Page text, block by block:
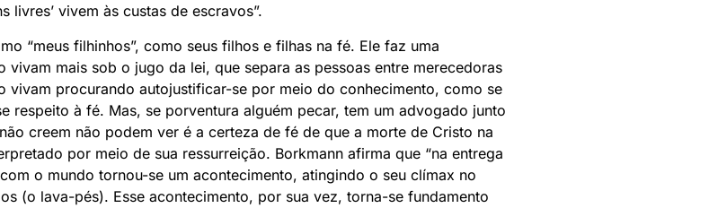
livres’ vivem às custas de escravos”.
“meus filhinhos”, como seus filhos e filhas na fé. Ele faz uma
vivam mais sob o jugo da lei, que separa as pessoas entre merecedoras
vivam procurando autojustificar-se por meio do conhecimento, como se
respeito à fé. Mas, se porventura alguém pecar, tem um advogado junto
creem não podem ver é a certeza de fé de que a morte de Cristo na
por meio de sua ressurreição. Borkmann afirma que “na entrega
o mundo tornou-se um acontecimento, atingindo o seu clímax no
(o lava-pés). Esse acontecimento, por sua vez, torna-se fundamento